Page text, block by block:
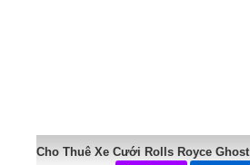
Cho Thuê Xe Cưới Rolls Royce Ghost